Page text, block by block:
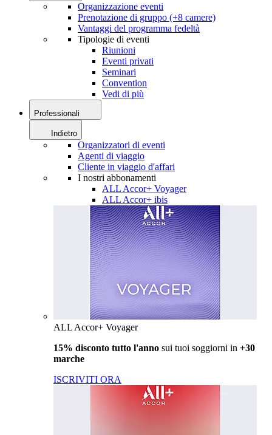
Organizzazione eventi
Prenotazione di gruppo (+8 camere)
Vantaggi del programma fedeltà
Tipologie di eventi
Riunioni
Eventi privati
Seminari
Convention
Vedi di più
Professionali
Indietro
Organizzatori di eventi
Agenti di viaggio
Cliente in viaggio d'affari
I nostri abbonamenti
ALL Accor+ Voyager
ALL Accor+ ibis
ALL Accor+ Voyager
15% disconto tutto l'anno sui tuoi soggiorni in +30
marche
ISCRIVITI ORA